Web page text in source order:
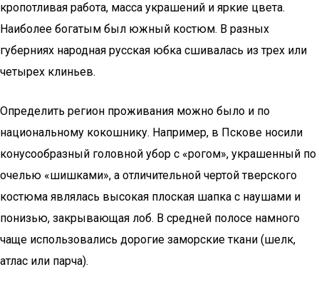
кропотливая работа, масса украшений и яркие цвета.
Наиболее богатым был южный костюм. В разных
губерниях народная русская юбка сшивалась из трех или
четырех клиньев.
Определить регион проживания можно было и по
национальному кокошнику. Например, в Пскове носили
конусообразный головной убор с «рогом», украшенный по
очелью «шишками», а отличительной чертой тверского
костюма являлась высокая плоская шапка с наушами и
понизью, закрывающая лоб. В средней полосе намного
чаще использовались дорогие заморские ткани (шелк,
атлас или парча).